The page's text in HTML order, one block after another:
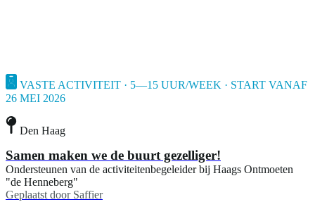
VASTE ACTIVITEIT · 5—15 UUR/WEEK · START VANAF
26 MEI 2026
Den Haag
Samen maken we de buurt gezelliger!
Ondersteunen van de activiteitenbegeleider bij Haags Ontmoeten
"de Henneberg"
Geplaatst door Saffier